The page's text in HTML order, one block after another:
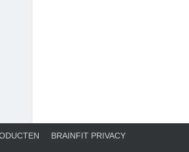
BRAINFIT PRIVACY